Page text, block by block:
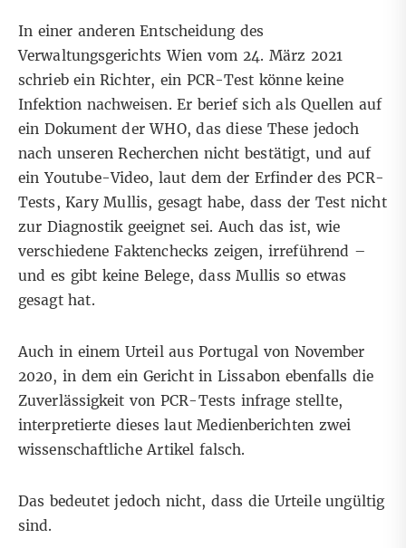
In einer anderenEntscheidung des
Verwaltungsgerichts Wienvom 24. März 2021
schrieb ein Richter, ein PCR-Test könne keine
Infektion nachweisen. Er berief sich als Quellen auf
ein Dokument der WHO, das diese These jedoch
nach unseren Recherchen nicht bestätigt, und auf
ein Youtube-Video, laut dem der Erfinder des PCR-
Tests, Kary Mullis, gesagt habe, dass der Test nicht
zur Diagnostik geeignet sei. Auch das ist, wie
verschiedene Faktenchecks zeigen, irreführend –
und es gibt keine Belege, dass Mullis so etwas
gesagt hat.
Auch in einem Urteil aus Portugal von November
2020, in dem ein Gericht in Lissabon ebenfalls die
Zuverlässigkeit von PCR-Tests infrage stellte,
interpretierte dieseslaut Medienberichtenzwei
wissenschaftliche Artikel falsch.
Das bedeutet jedoch nicht, dass die Urteile ungültig
sind.